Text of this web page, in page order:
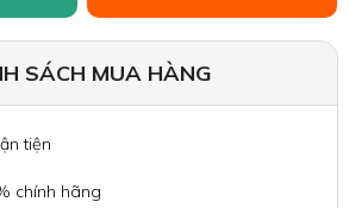
SÁCH MUA HÀNG
tiện
chính hãng